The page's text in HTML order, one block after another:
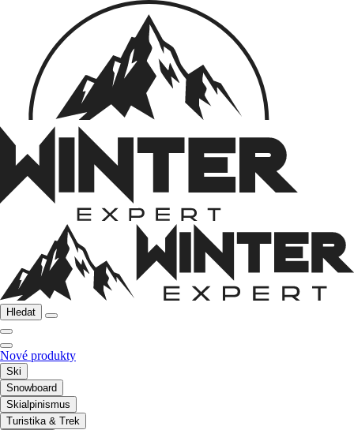
Hledat
Nové produkty
Ski
Snowboard
Skialpinismus
Turistika & Trek